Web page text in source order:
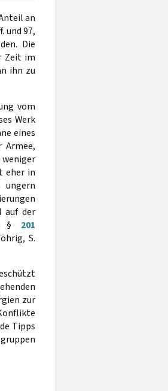
an
und 97,
Die
Zeit im
ihn zu
vom
Werk
eines
Armee,
eher in
auf der
§ 201
S.
zur
Tipps